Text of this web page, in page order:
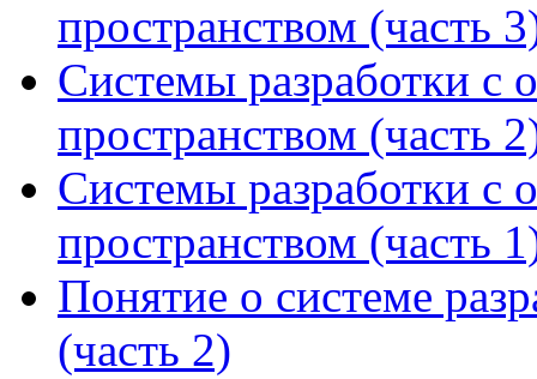
пространством (часть
Системы разработки с
пространством (часть
Системы разработки с
пространством (часть
Понятие о системе
(часть 2)